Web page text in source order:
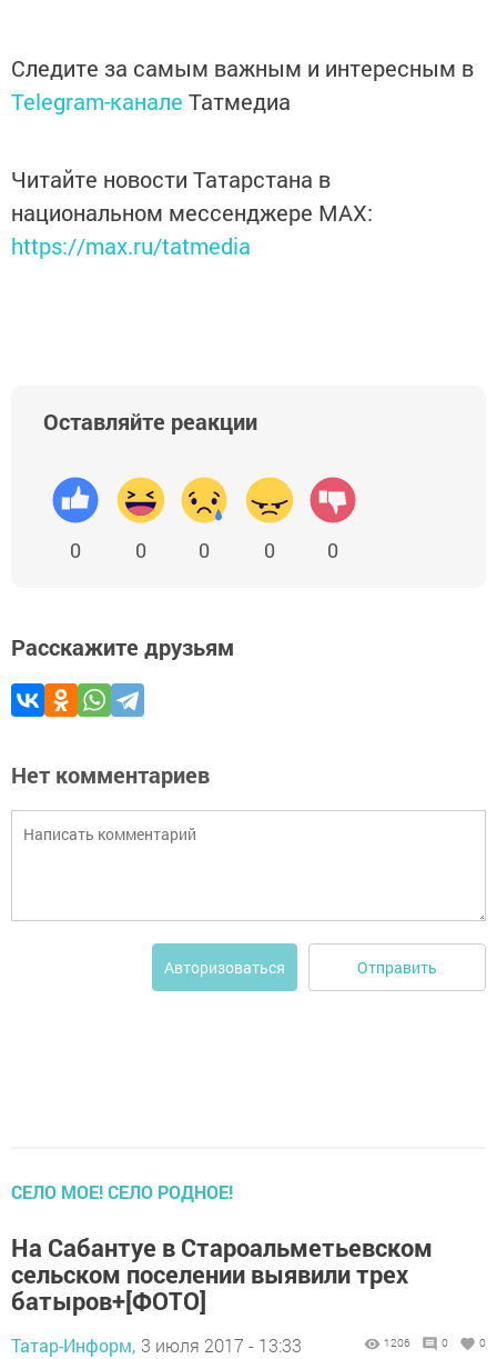
Следите за самым важным и интересным в
Telegram-канале Татмедиа
Читайте новости Татарстана в
национальном мессенджере MАХ:
https://max.ru/tatmedia
Оставляйте реакции
0 0 0 0 0
Расскажите друзьям
Нет комментариев
Авторизоваться Отправить
СЕЛО МОЕ! СЕЛО РОДНОЕ!
На Сабантуе в Староальметьевском
сельском поселении выявили трех
батыров+[ФОТО]
Татар-Информ, 3 июля 2017 - 13:33 1206 0 0